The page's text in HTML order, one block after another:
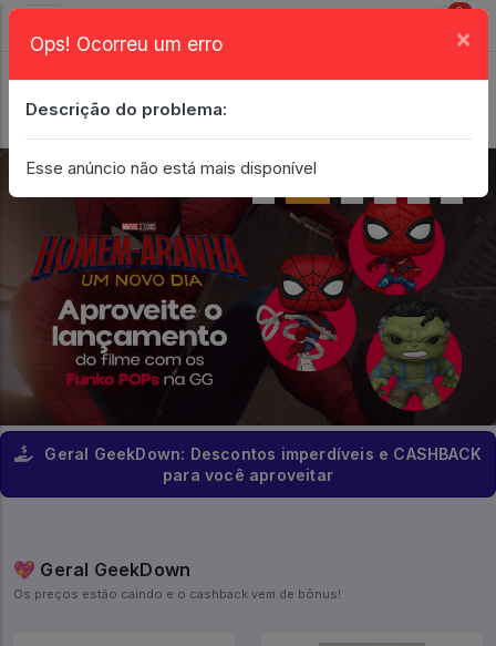
0
Geral GeekDown: Descontos imperdíveis e CASHBACK
para você aproveitar
💖 Geral GeekDown
Os preços estão caindo e o cashback vem de bônus!
Ops! Ocorreu um erro ×
Descrição do problema:
Esse anúncio não está mais disponível